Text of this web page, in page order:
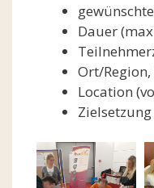
Dauer
Ort/Region,
Location
Zielsetzung